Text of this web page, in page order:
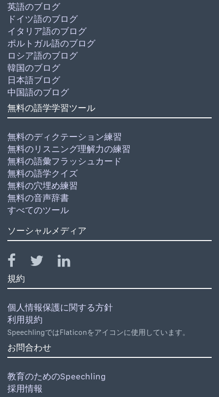
英語のブログ
ドイツ語のブログ
イタリア語のブログ
ポルトガル語のブログ
ロシア語のブログ
韓国のブログ
日本語ブログ
中国語のブログ
無料の語学学習ツール
無料のディクテーション練習
無料のリスニング理解力の練習
無料の語彙フラッシュカード
無料の語学クイズ
無料の穴埋め練習
無料の音声辞書
すべてのツール
ソーシャルメディア
規約
個人情報保護に関する方針
利用規約
SpeechlingではFlaticonをアイコンに使用しています。
お問合わせ
教育のためのSpeechling
採用情報